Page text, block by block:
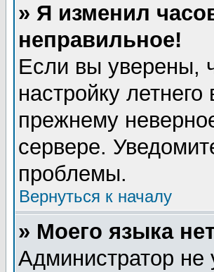
» Я изменил
неправильное!
Если вы уверены,
настройку
прежнему
сервере.
проблемы.
Вернуться к началу
» Моего языка
Администратор не